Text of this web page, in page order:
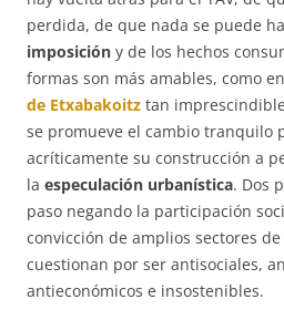
perdida, de que nada se puede
imposición y de los hechos
formas son más amables, como
de Etxabakoitz tan
se promueve el cambio tranquilo
acríticamente su construcción a
la especulación urbanística. Dos
paso negando la participación
convicción de amplios sectores
cuestionan por ser antisociales,
antieconómicos e insostenibles.